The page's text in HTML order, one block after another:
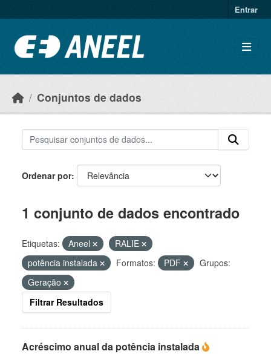
Entrar
Conjuntos de dados
Ordenar por
1 conjunto de dados encontrado
Etiquetas: Aneel
RALIE
potência instalada
Formatos: PDF
Grupos:
Geração
Filtrar Resultados
Acréscimo anual da potência instalada